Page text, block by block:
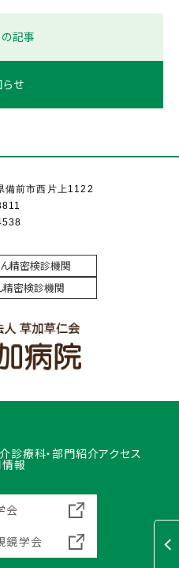
記事
らせ
前市西片上1122
精密検診機関
精密検診機関
診療科・部門紹介アクセス
報
会
鏡学会